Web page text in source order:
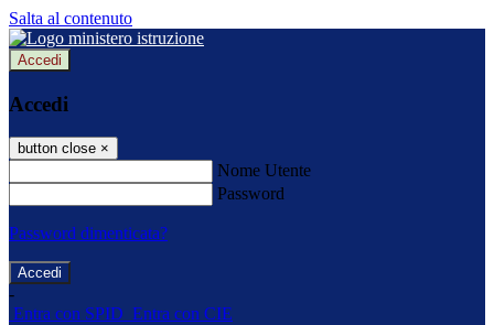
Salta al contenuto
Accedi
Accedi
button close ×
Nome Utente
Password
Password dimenticata?
-
Entra con SPID Entra con CIE